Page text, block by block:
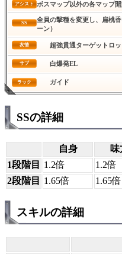
アシスト ボスマップ以外の各マップ
SS
全員の撃種を変更し、扁桃
ーン）
友情 超強貫通ターゲットロ
サブ 白爆発EL
ラック ガイド
SSの詳細
自身
味
1段階目
1.2倍
1.2倍
2段階目
1.65倍 1.65倍
スキルの詳細